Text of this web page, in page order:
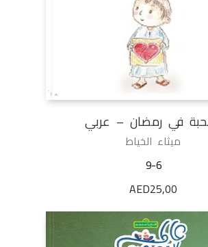
في رمضان – عربي
ميثاء الخياط
9-6
AED25,00